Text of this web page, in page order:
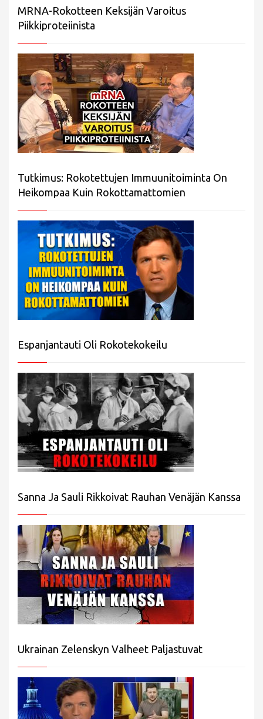
MRNA-Rokotteen Keksijän Varoitus
Piikkiproteiinista
Tutkimus: Rokotettujen Immuunitoiminta On
Heikompaa Kuin Rokottamattomien
Espanjantauti Oli Rokotekokeilu
Sanna Ja Sauli Rikkoivat Rauhan Venäjän Kanssa
Ukrainan Zelenskyn Valheet Paljastuvat